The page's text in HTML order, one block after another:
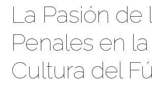
La Pasión de
Penales en la
Cultura del